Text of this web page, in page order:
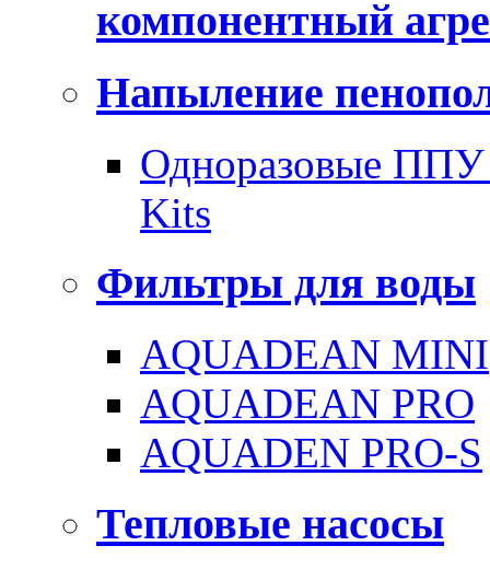
компонентный
Напыление
Одноразовые ППУ
Kits
Фильтры для воды
AQUADEAN MINI
AQUADEAN PRO
AQUADEN PRO-S
Тепловые насосы